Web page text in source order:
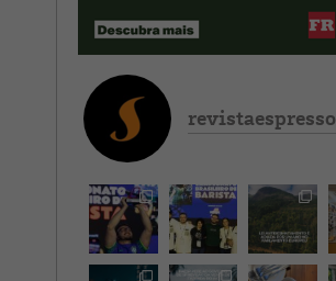
revistaespresso